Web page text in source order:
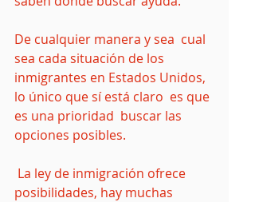
De cualquier manera y sea  cual
sea cada situación de los
inmigrantes en Estados Unidos,
lo único que sí está claro  es que
es una prioridad  buscar las
opciones posibles.
posibilidades, hay muchas